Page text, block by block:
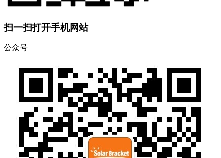
扫一扫打开手机网站
公众号